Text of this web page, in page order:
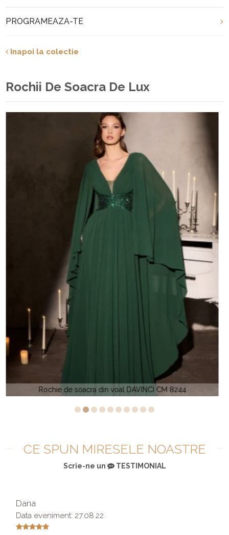
PROGRAMEAZA-TE
Inapoi la colectie
Rochii De Soacra De Lux
Rochie de soacra ZINIA 3370 by Ceruti Couture
CE SPUN MIRESELE NOASTRE
Scrie-ne un TESTIMONIAL
Dana
Data eveniment: 27.08.22